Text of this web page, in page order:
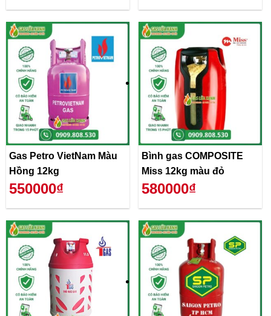
Gas Petro VietNam Màu
Hồng 12kg
550000₫
Bình gas COMPOSITE
Miss 12kg màu đỏ
580000₫